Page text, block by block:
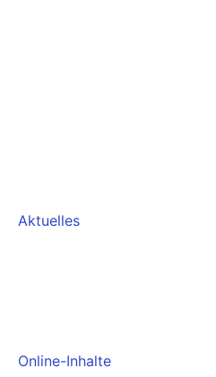
Aktuelles
Online-Inhalte